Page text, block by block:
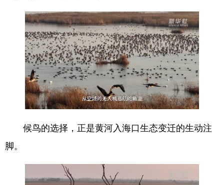
Deutsch Português
候鸟的选择，正是黄河入海口生态变迁的生动注
脚。